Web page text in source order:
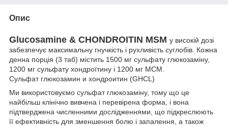
Опис
Glucosamine & CHONDROITIN MSM у високій дозі
забезпечує максимальну гнучкість і рухливість суглобів. Кожна
денна порція (3 таб) містить 1500 мг сульфату глюкозаміну,
1200 мг сульфату хондроїтину і 1200 мг МСМ.
Сульфат глюкозамин и хондроитин (GHCL)
Ми використовуємо сульфат глюкозаміну, тому що це
найбільш клінічно вивчена і перевірена форма, і вона
підтверджена численними дослідженнями, що підкреслюють
її ефективність для зменшення болю і запалення, а також